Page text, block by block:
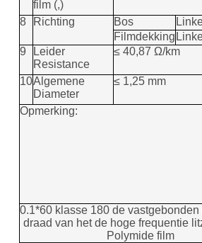
film (,)
8 Richting Bos
Filmdekking
9
Leider
Resistance
≤ 40,87 Ω/km
10Algemene
Diameter
≤ 1,25 mm
Opmerking:
0.1*60 klasse 180 de
draad van het de hoge frequentie
Polymide film